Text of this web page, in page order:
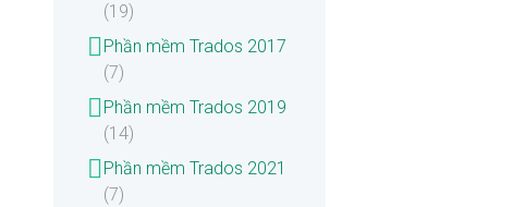
(19)
Phần mềm Trados 2017
(7)
Phần mềm Trados 2019
(14)
Phần mềm Trados 2021
(7)